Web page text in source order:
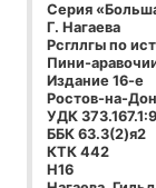
Серия
Г. Нагаева
Рсгллгы по
Пини-
Издание 16-е
Ростов-на-
УДК
ББК 63.3(2)я2
КТК 442
Н16